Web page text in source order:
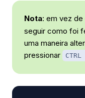
Nota: em vez
seguir como foi
uma maneira
pressionar